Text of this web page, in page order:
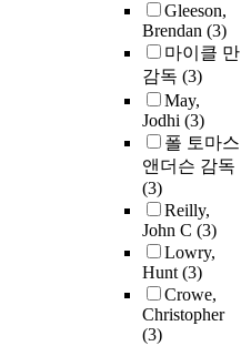
Gleeson,
Brendan (3)
마이클 만
감독 (3)
May,
Jodhi (3)
폴 토마스
앤더슨 감독
(3)
Reilly,
John C (3)
Lowry,
Hunt(3)
Crowe,
Christopher
(3)